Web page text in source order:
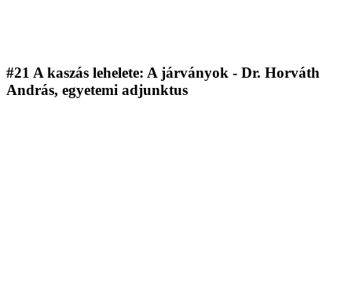
#21 A kaszás lehelete: A járványok - Dr. Horváth
András, egyetemi adjunktus